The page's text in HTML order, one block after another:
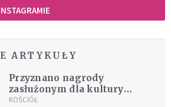
ARTYKUŁY
Przyznano nagrody
zasłużonym dla kultury
chrześcijańskiej
KOŚCIÓŁ